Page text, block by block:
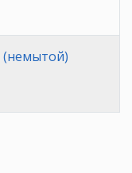
(немытой)